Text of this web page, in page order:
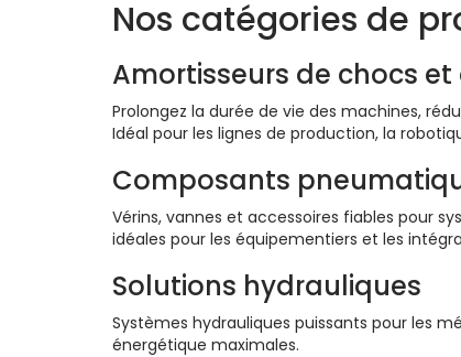
Nos catégories de
Amortisseurs de chocs
Prolongez la durée de vie des machines,
Idéal pour les lignes de production, la
Composants
Vérins, vannes et accessoires fiables pour
idéales pour les équipementiers et les
Solutions hydrauliques
Systèmes hydrauliques puissants pour les
énergétique maximales.